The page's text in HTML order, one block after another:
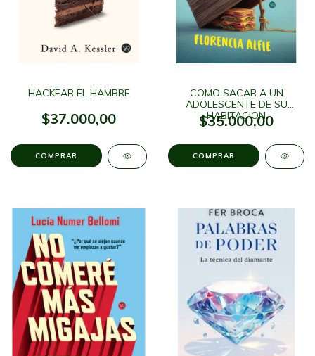
HACKEAR EL HAMBRE
$37.000,00
COMO SACAR A UN
ADOLESCENTE DE SU
HABITACION
$35.000,00